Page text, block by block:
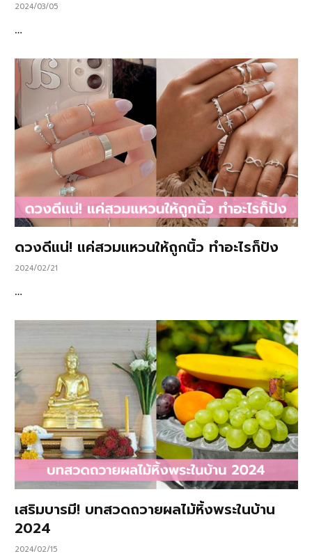
2024/03/05
…
ดวงดีแน่! แค่สวมแหวนให้ถูกนิ้ว ทำอะไรก็ปัง
2024/02/21
…
เสริมบารมี! บทสวดถวายผลไม้หิ้งพระในบ้าน
2024
2024/02/15